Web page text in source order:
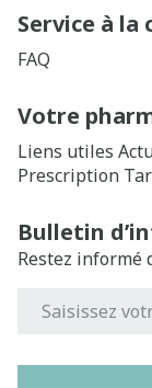
Service à la
FAQ
Votre
Liens utiles
Prescription
Bulletin
Restez informé